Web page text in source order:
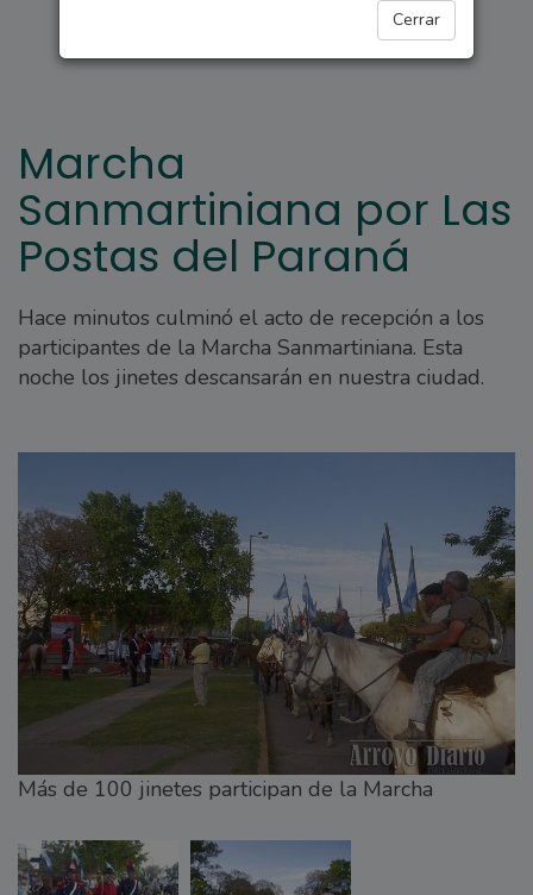
Cerrar
Marcha
Sanmartiniana por Las
Postas del Paraná
Hace minutos culminó el acto de recepción a los
participantes de la Marcha Sanmartiniana. Esta
noche los jinetes descansarán en nuestra ciudad.
Más de 100 jinetes participan de la Marcha